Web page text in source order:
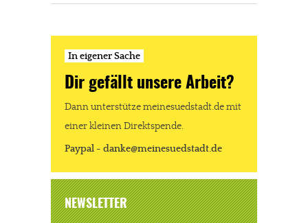
In eigener Sache
Dir gefällt unsere Arbeit?
Dann unterstütze meinesuedstadt.de mit
einer kleinen Direktspende.
Paypal - danke@meinesuedstadt.de
NEWSLETTER